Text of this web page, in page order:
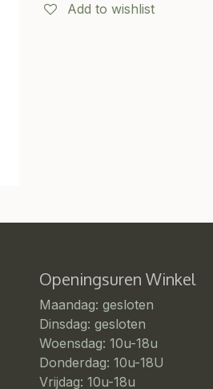
Add to wishlist
Openingsuren Winkel
Maandag: gesloten
Dinsdag: gesloten
Woensdag: 10u-18u
Donderdag: 10u-18U
Vrijdag: 10u-18u